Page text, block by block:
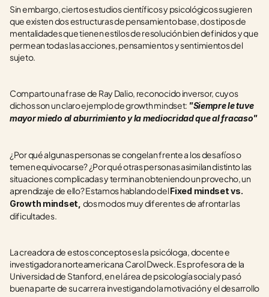
Sin embargo, ciertos estudios científicos y psicológicos sugieren
que existen dos estructuras de pensamiento base, dos tipos de
mentalidades que tienen estilos de resolución bien definidos y que
permean todas las acciones, pensamientos y sentimientos del
sujeto.
Comparto una frase de Ray Dalio, reconocido inversor, cuyos
dichos son un claro ejemplo de growth mindset: "Siempre le tuve
mayor miedo al aburrimiento y la mediocridad que al fracaso"
¿Por qué algunas personas se congelan frente a los desafíos o
temen equivocarse? ¿Por qué otras personas asimilan distinto las
situaciones complicadas y terminan obteniendo un provecho, un
aprendizaje de ello? Estamos hablando del Fixed mindset vs.
Growth mindset, dos modos muy diferentes de afrontar las
dificultades.
La creadora de estos conceptos es la psicóloga, docente e
investigadora norteamericana Carol Dweck. Es profesora de la
Universidad de Stanford, en el área de psicología social y pasó
buena parte de su carrera investigando la motivación y el desarrollo